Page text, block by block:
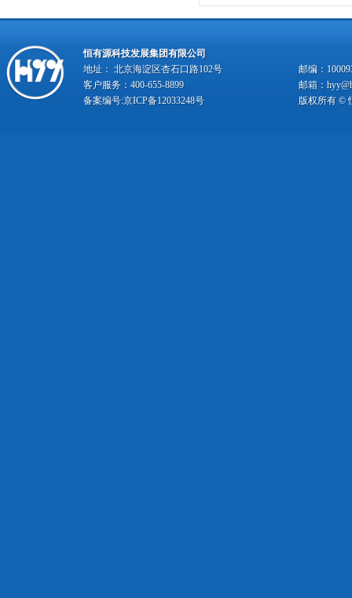
恒有源科技发展集团有限公司
地址： 北京海淀区杏石口路102号
邮编：
客户服务：400-655-8899
邮箱：
备案编号:京ICP备12033248号 版权所有 ©